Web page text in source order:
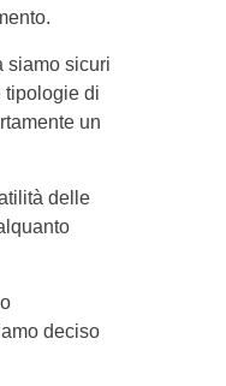
siamo sicuri
tipologie di
un
delle
deciso